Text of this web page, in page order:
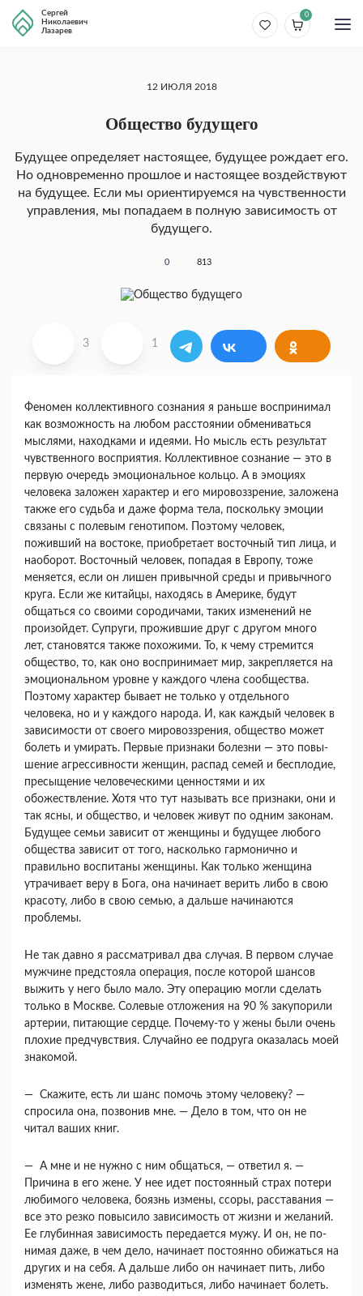
Сергей
Николаевич
Лазарев
0
12 ИЮЛЯ 2018
Общество будущего
Будущее определяет настоящее, будущее рождает его.
Но одновременно прошлое и настоящее воздействуют
на будущее. Если мы ориентируемся на чувствен­ности
управления, мы попадаем в полную зависи­мость от
будущего.
0 813
3 1
Феномен коллективного сознания я раньше воспринимал
как возможность на любом расстоя­нии обмениваться
мыслями, находками и идеями. Но мысль есть результат
чувственного восприя­тия. Коллективное сознание — это в
первую оче­редь эмоциональное кольцо. А в эмоциях
человека заложен характер и его мировоззрение, заложена
также его судьба и даже форма тела, поскольку эмоции
связаны с полевым генотипом. Поэтому человек,
поживший на востоке, приобретает вос­точный тип лица, и
наоборот. Восточный человек, попадая в Европу, тоже
меняется, если он лишен привычной среды и привычного
круга. Если же китайцы, находясь в Америке, будут
общаться со своими сородичами, таких изменений не
произой­дет. Супруги, прожившие друг с другом много
лет, становятся также похожими. То, к чему стре­мится
общество, то, как оно воспринимает мир, закрепляется на
эмоциональном уровне у каждого члена сообщества.
Поэтому характер бывает не только у отдельного
человека, но и у каждого на­рода. И, как каждый человек в
зависимости от своего мировоззрения, общество может
болеть и умирать. Первые признаки болезни — это повы­
шение агрессивности женщин, распад семей и бес­плодие,
пресыщение человеческими ценностями и их
обожествление. Хотя что тут называть все при­знаки, они и
так ясны, и общество, и человек жи­вут по одним законам.
Будущее семьи зависит от женщины и будущее любого
общества зависит от того, насколько гармонично и
правильно воспи­таны женщины. Как только женщина
утрачивает веру в Бога, она начинает верить либо в свою
кра­соту, либо в свою семью, а дальше начинаются
проблемы.
Не так давно я рассматривал два случая. В пер­вом случае
мужчине предстояла операция, после которой шансов
выжить у него было мало. Эту операцию могли сделать
только в Москве. Соле­вые отложения на 90 % закупорили
артерии, пита­ющие сердце. Почему-то у жены были очень
пло­хие предчувствия. Случайно ее подруга оказалась моей
знакомой.
— Скажите, есть ли шанс помочь этому челове­ку? —
спросила она, позвонив мне. — Дело в том, что он не
читал ваших книг.
— А мне и не нужно с ним общаться, — отве­тил я. —
Причина в его жене. У нее идет постоян­ный страх потери
любимого человека, боязнь измены, ссоры, расставания —
все это резко по­высило зависимость от жизни и желаний.
Ее глу­бинная зависимость передается мужу. И он, не по­
нимая даже, в чем дело, начинает постоянно оби­жаться на
других и на себя. А дальше либо он начинает пить, либо
изменять жене, либо разво­диться, либо начинает болеть.